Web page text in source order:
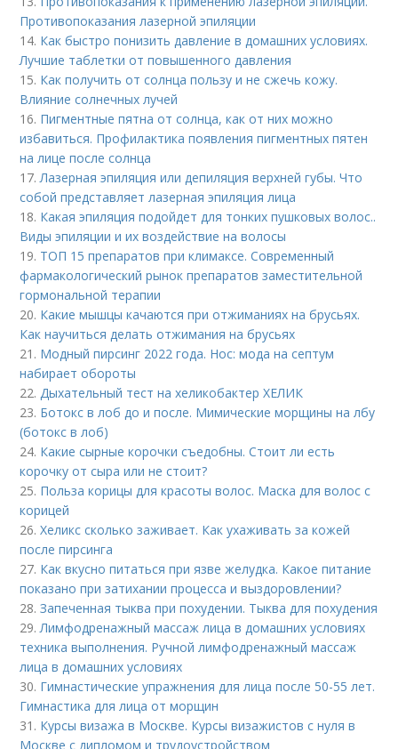
Противопоказания лазерной эпиляции
14. Как быстро понизить давление в домашних условиях.
Лучшие таблетки от повышенного давления
15. Как получить от солнца пользу и не сжечь кожу.
Влияние солнечных лучей
16. Пигментные пятна от солнца, как от них можно
избавиться. Профилактика появления пигментных пятен
на лице после солнца
17.Лазерная эпиляция или депиляция верхней губы. Что
собой представляет лазерная эпиляция лица
18. Какая эпиляция подойдет для тонких пушковых волос..
Виды эпиляции и их воздействие на волосы
19. ТОП 15 препаратов при климаксе. Современный
фармакологический рынок препаратов заместительной
гормональной терапии
20. Какие мышцы качаются при отжиманиях на брусьях.
Как научиться делать отжимания на брусьях
21. Модный пирсинг 2022 года. Нос: мода на септум
набирает обороты
22.Дыхательный тест на хеликобактер ХЕЛИК
23. Ботокс в лоб до и после. Мимические морщины на лбу
(ботокс в лоб)
24. Какие сырные корочки съедобны. Стоит ли есть
корочку от сыра или не стоит?
25. Польза корицы для красоты волос. Маска для волос с
корицей
26.Хеликс сколько заживает. Как ухаживать за кожей
после пирсинга
27. Как вкусно питаться при язве желудка. Какое питание
показано при затихании процесса и выздоровлении?
28.Запеченная тыква при похудении. Тыква для похудения
29.Лимфодренажный массаж лица в домашних условиях
техника выполнения. Ручной лимфодренажный массаж
лица в домашних условиях
30. Гимнастические упражнения для лица после 50-55 лет.
Гимнастика для лица от морщин
31. Курсы визажа в Москве. Курсы визажистов с нуля в
Москве с дипломом и трудоустройством